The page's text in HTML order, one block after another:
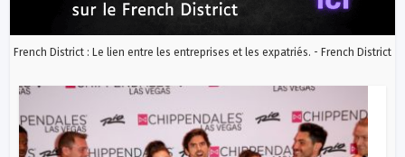
French District : Le lien entre les entreprises et les expatriés. - French District